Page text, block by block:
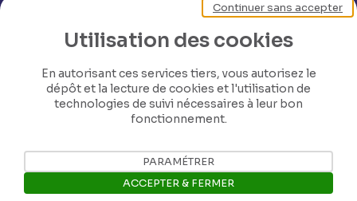
Nos coordonnées
Utilisation des cookies
En autorisant ces services tiers, vous autorisez le
dépôt et la lecture de cookies et l'utilisation de
technologies de suivi nécessaires à leur bon
fonctionnement.
Continuer sans accepter
PARAMÉTRER
ACCEPTER & FERMER